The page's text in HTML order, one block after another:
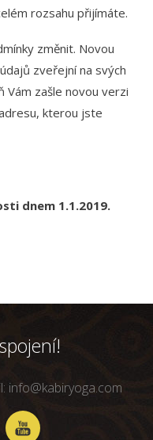
rozsahu přijímáte.
změnit. Novou
zveřejní na svých
Vám zašle novou verzi
kterou jste
dnem 1.1.2019.
info@kabiryoga.com